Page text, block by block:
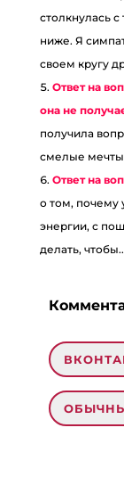
столкнулась
ниже. Я
своем кругу
Ответ на
она не
получила
смелые мечты
Ответ на
о том, почему
энергии, с
делать,